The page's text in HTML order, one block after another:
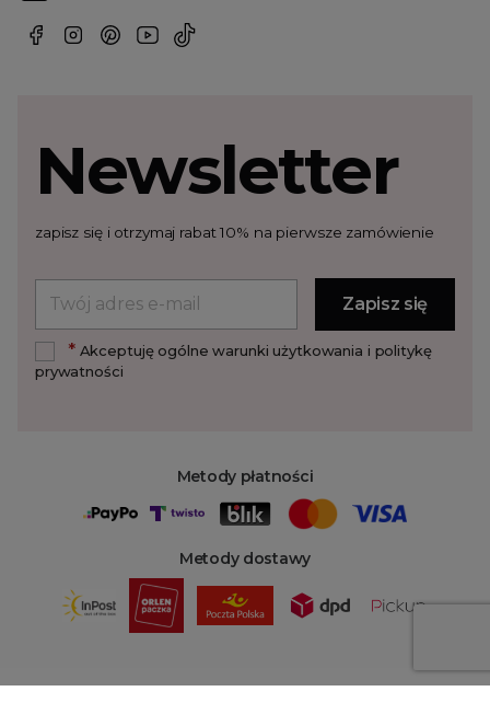
Metody płatności
Metody dostawy
Newsletter
zapisz się i otrzymaj rabat 10% na pierwsze zamówienie
*Akceptuję ogólne warunki użytkowania i politykę
prywatności